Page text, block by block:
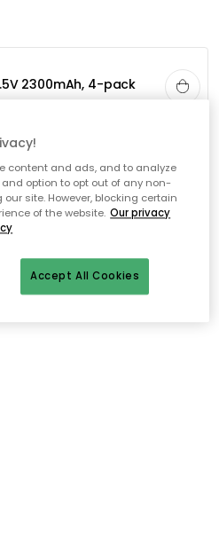
2300mAh, 4-pack
€*
päivän ajan
content and ads, and to analyze
option to opt out of any non-
site. However, blocking certain
of the website. Our privacy
Accept All Cookies